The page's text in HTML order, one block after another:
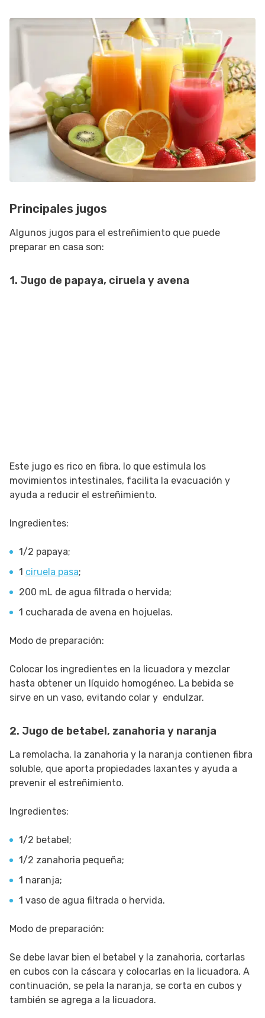
Principales jugos
Algunos jugos para el estreñimiento que puede
preparar en casa son:
1. Jugo de papaya, ciruela y avena
Este jugo es rico en fibra, lo que estimula los
movimientos intestinales, facilita la evacuación y
ayuda a reducir el estreñimiento.
Ingredientes:
1/2 papaya;
1 ciruela pasa;
200 mL de agua filtrada o hervida;
1 cucharada de avena en hojuelas.
Modo de preparación:
Colocar los ingredientes en la licuadora y mezclar
hasta obtener un líquido homogéneo. La bebida se
sirve en un vaso, evitando colar y endulzar.
2. Jugo de betabel, zanahoria y naranja
La remolacha, la zanahoria y la naranja contienen fibra
soluble, que aporta propiedades laxantes y ayuda a
prevenir el estreñimiento.
Ingredientes:
1/2 betabel;
1/2 zanahoria pequeña;
1 naranja;
1 vaso de agua filtrada o hervida.
Modo de preparación:
Se debe lavar bien el betabel y la zanahoria, cortarlas
en cubos con la cáscara y colocarlas en la licuadora. A
continuación, se pela la naranja, se corta en cubos y
también se agrega a la licuadora.